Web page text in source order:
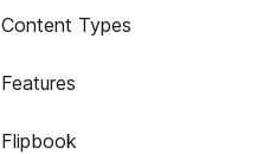
Content Types
Features
Flipbook